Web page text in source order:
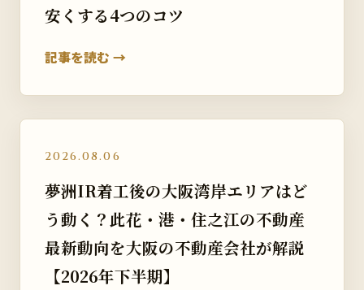
安くする4つのコツ
記事を読む →
2026.08.06
夢洲IR着工後の大阪湾岸エリアはど
う動く？此花・港・住之江の不動産
最新動向を大阪の不動産会社が解説
【2026年下半期】